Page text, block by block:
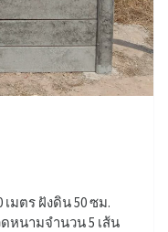
เมตร ฝังดิน 50 ซม.
ดหนามจำนวน 5 เส้น